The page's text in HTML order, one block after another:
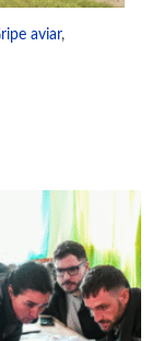
aviar,